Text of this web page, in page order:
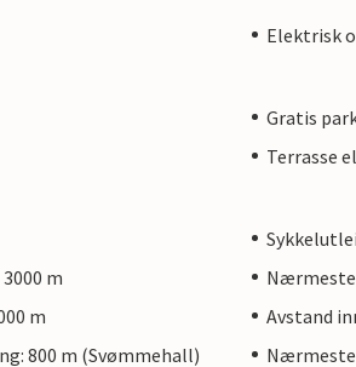
Elektrisk
Gratis
Terrasse
m
Nærmeste
m
Avstand
800 m (Svømmehall)
Nærmeste